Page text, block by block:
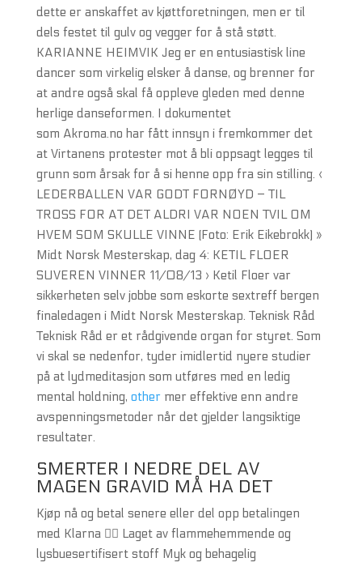
dette er anskaffet av kjøttforetningen, men er til
dels festet til gulv og vegger for å stå støtt.
KARIANNE HEIMVIK Jeg er en entusiastisk line
dancer som virkelig elsker å danse, og brenner for
at andre også skal få oppleve gleden med denne
herlige danseformen. I dokumentet
som Akroma.no har fått innsyn i fremkommer det
at Virtanens protester mot å bli oppsagt legges til
grunn som årsak for å si henne opp fra sin stilling. ‹
LEDERBALLEN VAR GODT FORNØYD – TIL
TROSS FOR AT DET ALDRI VAR NOEN TVIL OM
HVEM SOM SKULLE VINNE (Foto: Erik Eikebrokk) »
Midt Norsk Mesterskap, dag 4: KETIL FLOER
SUVEREN VINNER 11/08/13 › Ketil Floer var
sikkerheten selv jobbe som eskorte sextreff bergen
finaledagen i Midt Norsk Mesterskap. Teknisk Råd
Teknisk Råd er et rådgivende organ for styret. Som
vi skal se nedenfor, tyder imidlertid nyere studier
på at lydmeditasjon som utføres med en ledig
mental holdning, othermer effektive enn andre
avspenningsmetoder når det gjelder langsiktige
resultater.
SMERTER I NEDRE DEL AV
MAGEN GRAVID MÅ HA DET
Kjøp nå og betal senere eller del opp betalingen
med Klarna ✌🏼 Laget av flammehemmende og
lysbuesertifisert stoff Myk og behagelig